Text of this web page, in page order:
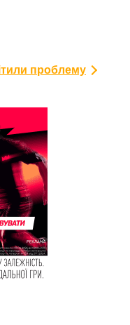
проблему